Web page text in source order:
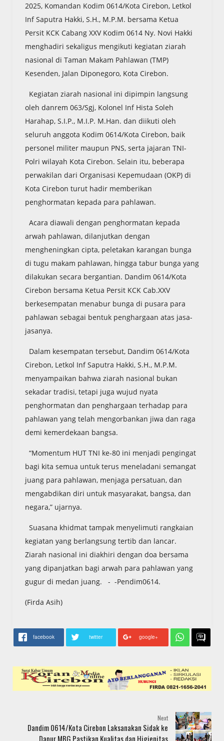
2025, Komandan Kodim 0614/Kota Cirebon, Letkol
Inf Saputra Hakki, S.H., M.P.M. bersama Ketua
Persit KCK Cabang XXV Kodim 0614 Ny. Novi Hakki
menghadiri sekaligus mengikuti kegiatan ziarah
nasional di Taman Makam Pahlawan (TMP)
Kesenden, Jalan Diponegoro, Kota Cirebon.
Kegiatan ziarah nasional ini dipimpin langsung
oleh danrem 063/Sgj, Kolonel Inf Hista Soleh
Harahap, S.I.P., M.I.P. M.Han. dan diikuti oleh
seluruh anggota Kodim 0614/Kota Cirebon, baik
personel militer maupun PNS, serta jajaran TNI-
Polri wilayah Kota Cirebon. Selain itu, beberapa
perwakilan dari Organisasi Kepemudaan (OKP) di
Kota Cirebon turut hadir memberikan
penghormatan kepada para pahlawan.
Acara diawali dengan penghormatan kepada
arwah pahlawan, dilanjutkan dengan
mengheningkan cipta, peletakan karangan bunga
di tugu makam pahlawan, hingga tabur bunga yang
dilakukan secara bergantian. Dandim 0614/Kota
Cirebon bersama Ketua Persit KCK Cab.XXV
berkesempatan menabur bunga di pusara para
pahlawan sebagai bentuk penghargaan atas jasa-
jasanya.
Dalam kesempatan tersebut, Dandim 0614/Kota
Cirebon, Letkol Inf Saputra Hakki, S.H., M.P.M.
menyampaikan bahwa ziarah nasional bukan
sekadar tradisi, tetapi juga wujud nyata
penghormatan dan penghargaan terhadap para
pahlawan yang telah mengorbankan jiwa dan raga
demi kemerdekaan bangsa.
“Momentum HUT TNI ke-80 ini menjadi pengingat
bagi kita semua untuk terus meneladani semangat
juang para pahlawan, menjaga persatuan, dan
mengabdikan diri untuk masyarakat, bangsa, dan
negara,” ujarnya.
Suasana khidmat tampak menyelimuti rangkaian
kegiatan yang berlangsung tertib dan lancar.
Ziarah nasional ini diakhiri dengan doa bersama
yang dipanjatkan bagi arwah para pahlawan yang
gugur di medan juang. - -Pendim0614.
(Firda Asih)
facebook twitter google+
Next
Dandim 0614/Kota Cirebon Laksanakan Sidak ke
Dapur MBG Pastikan Kualitas dan Higienitas